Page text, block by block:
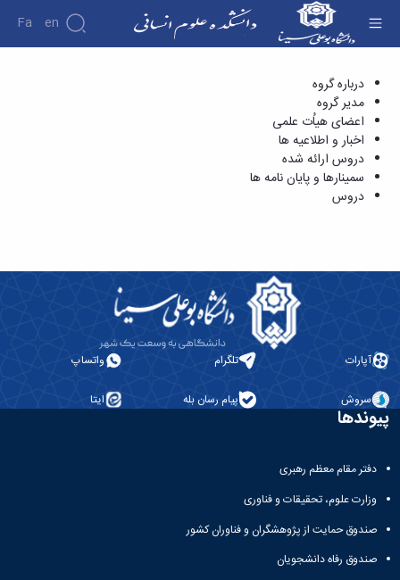
Fa En
دانشکده
درباره
دانشکده
تاریخچه
ریاست
دانشکده
آلبوم
سازمان
پژوهشی
تحصیلات
تکمیلی
نشریات
سمینارها و پایان نامه ها - دانشکده علوم انسانی
درباره گروه
مدیر گروه
اعضای هیاُت علمی
اخبار و اطلاعیه ها
دروس ارائه شده
سمینارها و پایان نامه ها
دروس
آپارات تلگرام واتساپ
سروش پیام رسان بله ایتا
پیوندها
دفتر مقام معظم رهبری
وزارت علوم، تحقیقات و فناوری
صندوق حمایت از پژوهشگران و فناوران کشور
صندوق رفاه دانشجویان